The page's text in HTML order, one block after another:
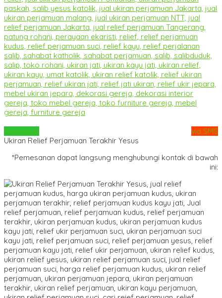
Whatsapp
via SMS
Ukiran Relief Perjamuan Terakhir Yesus
*Pemesanan dapat langsung menghubungi kontak di bawah
ini: